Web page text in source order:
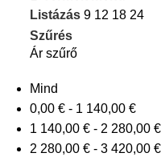
Listázás 9 12 18 24
Szűrés
Ár szűrő
Mind
0,00 €- 1 140,00 €
1 140,00 €- 2 280,00 €
2 280,00 €- 3 420,00 €